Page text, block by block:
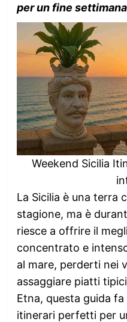
per un fine
Weekend Sicilia
La Sicilia è una terra
stagione, ma è
riesce a offrire il
concentrato e
al mare, perderti nei
assaggiare piatti
Etna, questa guida
itinerari perfetti per